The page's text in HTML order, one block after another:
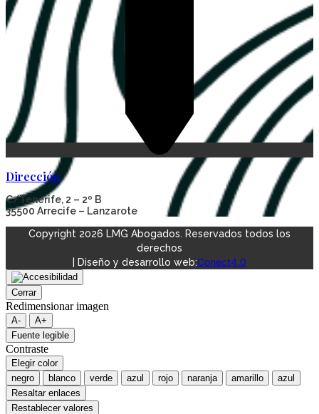
Dirección
C/Tenerife, 2 – 2º B
35500 Arrecife – Lanzarote
Copyright 2026 LMG Abogados. Reservados todos los
derechos
| Diseño y desarrollo web:Conect4.0
Cerrar
Redimensionar imagen
A-
A+
Fuente legible
Contraste
Elegir color
negro
blanco verde azul rojo naranja amarillo
azul
Resaltar enlaces
Restablecer valores